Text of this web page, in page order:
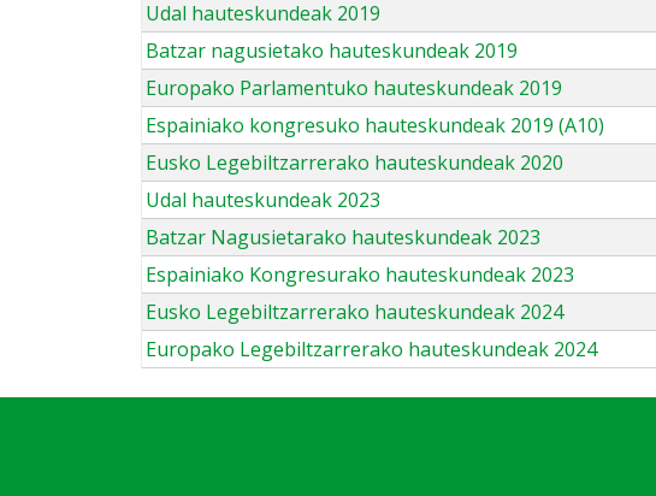
Udal hauteskundeak 2019
Batzar nagusietako hauteskundeak 2019
Europako Parlamentuko hauteskundeak 2019
Espainiako kongresuko hauteskundeak 2019 (A10)
Eusko Legebiltzarrerako hauteskundeak 2020
Udal hauteskundeak 2023
Batzar Nagusietarako hauteskundeak 2023
Espainiako Kongresurako hauteskundeak 2023
Eusko Legebiltzarrerako hauteskundeak 2024
Europako Legebiltzarrerako hauteskundeak 2024